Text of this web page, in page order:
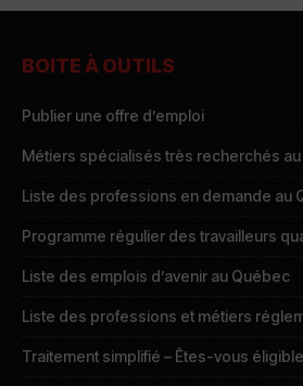
BOITE À OUTILS
Publier une offre d’emploi
Métiers spécialisés très recherchés au
Liste des professions en demande au
Programme régulier des travailleurs
Liste des emplois d’avenir au Québec
Liste des professions et métiers
Traitement simplifié – Êtes-vous